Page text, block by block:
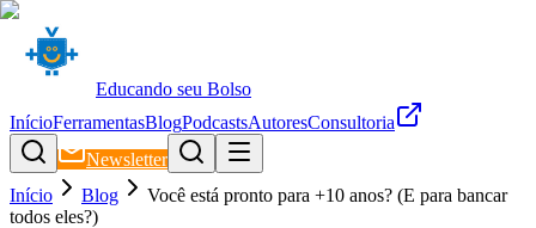
Educando seu Bolso
InícioFerramentasBlogPodcastsAutoresConsultoria
Newsletter
Início
Blog
Você está pronto para +10 anos? (E para bancar
todos eles?)